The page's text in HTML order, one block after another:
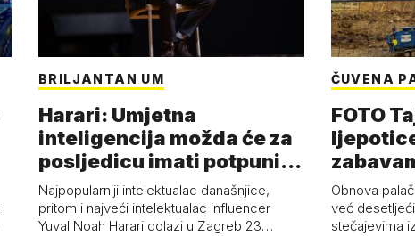
BRILJANTAN UM
Harari: Umjetna
inteligencija možda će za
posljedicu imati potpuni
kolaps čovje…
Najpopularniji intelektualac današnjice,
pritom i najveći intelektualac influencer
Yuval Noah Harari dolazi u Zagreb 23…
ČUVENA
FOTO
ljepotice
pud…
Obnova
već
stečajevima